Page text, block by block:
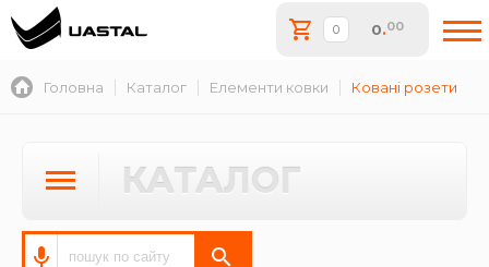
0.00
Головна Каталог Елементи ковки Ковані розети
КАТАЛОГ